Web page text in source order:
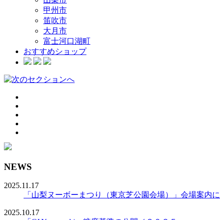
甲州市
笛吹市
大月市
富士河口湖町
おすすめショップ
NEWS
2025.11.17
「山梨ヌーボーまつり（東京芝公園会場）」会場案内
2025.10.17